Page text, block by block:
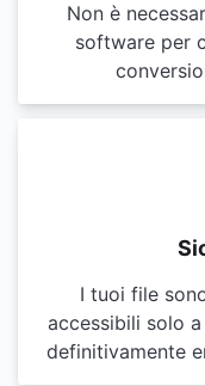
Non è
software per
I tuoi file
accessibili solo
definitivamente